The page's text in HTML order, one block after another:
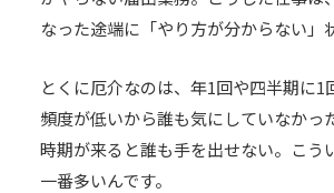
なった途端に「やり方が分からない」
とくに厄介なのは、年1回や四半期に1
頻度が低いから誰も気にしていなかっ
時期が来ると誰も手を出せない。こう
一番多いんです。